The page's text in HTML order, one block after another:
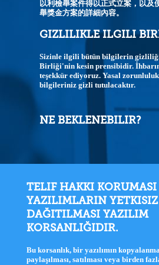
以利檢舉案件得以正式立案，以及
舉獎金方案的詳細內容。
GIZLILIKLE ILGILI
Sizinle ilgili bütün bilgilerin
Birliği'nin kesin prensibidir.
teşekkür ediyoruz. Yasal
bilgileriniz gizli tutulacaktır.
NE BEKLENEBILIR?
TELIF HAKKI
YAZILIMLARIN
DAĞITILMASI YAZILIM
KORSANLIĞIDIR.
Bu korsanlık, bir yazılımın
paylaşılması, satılması veya birden